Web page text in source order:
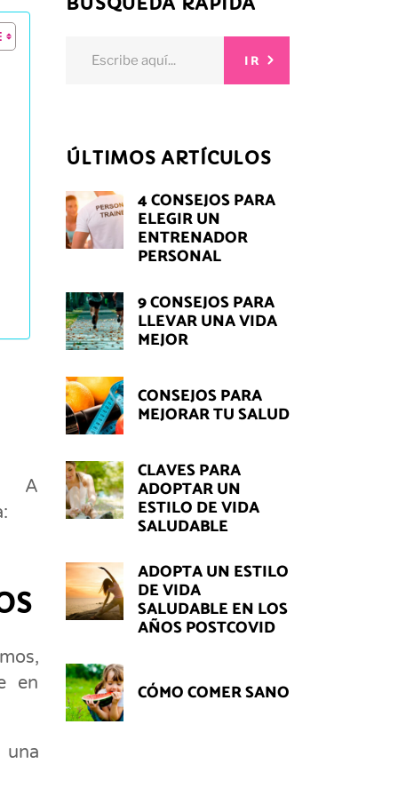
A
en
una
IR
ÚLTIMOS ARTÍCULOS
4 CONSEJOS PARA
ELEGIR UN
ENTRENADOR
PERSONAL
9 CONSEJOS PARA
LLEVAR UNA VIDA
MEJOR
CONSEJOS PARA
MEJORAR TU SALUD
CLAVES PARA
ADOPTAR UN
ESTILO DE VIDA
SALUDABLE
ADOPTA UN ESTILO
DE VIDA
SALUDABLE EN LOS
AÑOS POSTCOVID
CÓMO COMER SANO